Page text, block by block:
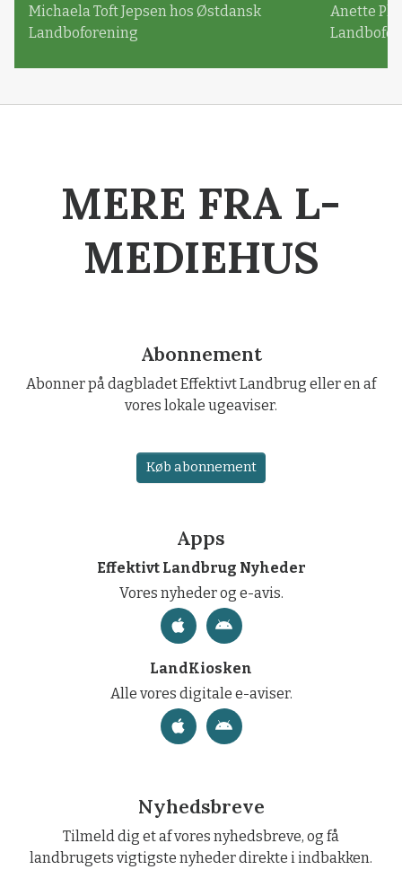
Michaela Toft Jepsen hos Østdansk
Landboforening
Anette
MERE FRA L-
MEDIEHUS
Abonnement
Abonner på dagbladet Effektivt Landbrug eller en af
vores lokale ugeaviser.
Køb abonnement
Apps
Effektivt Landbrug Nyheder
Vores nyheder og e-avis.
LandKiosken
Alle vores digitale e-aviser.
Nyhedsbreve
Tilmeld dig et af vores nyhedsbreve, og få
landbrugets vigtigste nyheder direkte i indbakken.